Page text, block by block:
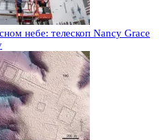
небе: телескоп Nancy Grace